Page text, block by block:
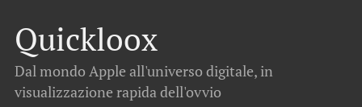
Quickloox
Dal mondo Apple all'universo digitale, in
visualizzazione rapida dell'ovvio